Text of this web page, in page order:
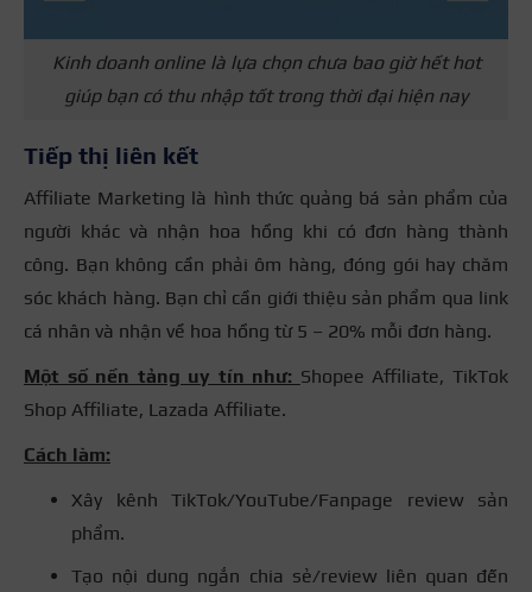
Kinh doanh online là lựa chọn chưa bao giờ hết hot
giúp bạn có thu nhập tốt trong thời đại hiện nay
Tiếp thị liên kết
Affiliate Marketing là hình thức quảng bá sản phẩm của
người khác và nhận hoa hồng khi có đơn hàng thành
công. Bạn không cần phải ôm hàng, đóng gói hay chăm
sóc khách hàng. Bạn chỉ cần giới thiệu sản phẩm qua link
cá nhân và nhận về hoa hồng từ 5 – 20% mỗi đơn hàng.
Một số nền tảng uy tín như: Shopee Affiliate, TikTok
Shop Affiliate, Lazada Affiliate.
Cách làm:
Xây kênh TikTok/YouTube/Fanpage review sản
phẩm.
Tạo nội dung ngắn chia sẻ/review liên quan đến